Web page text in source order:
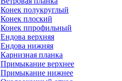
Конек полукруглый
Конек плоский
Конек ппрофильный
Ендова верхняя
Ендова нижняя
Карнизная планка
Примыкание верхнее
Примыкание нижнее